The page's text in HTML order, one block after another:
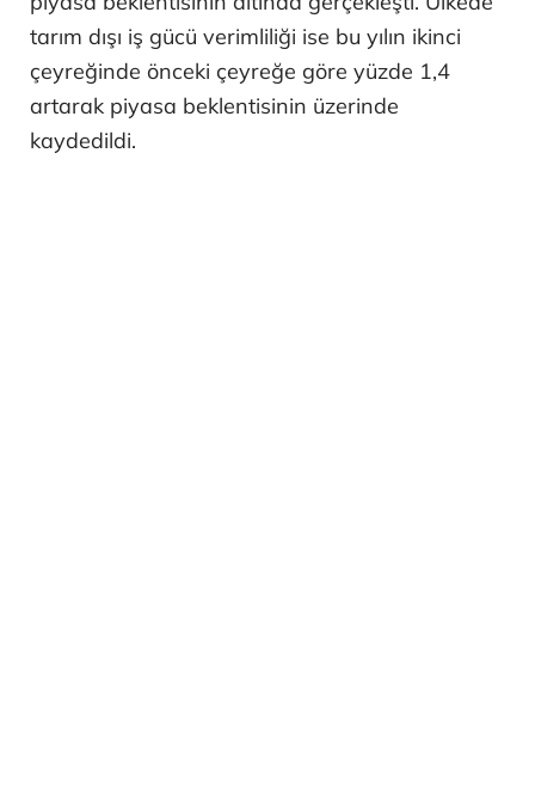
tarım dışı iş gücü verimliliği ise bu yılın ikinci
çeyreğinde önceki çeyreğe göre yüzde 1,4
artarak piyasa beklentisinin üzerinde
kaydedildi.